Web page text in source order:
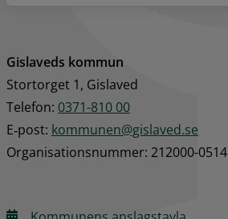
Gislaveds kommun
Stortorget 1, Gislaved
Telefon: 0371-810 00
E‑post: kommunen@gislaved.se
Organisationsnummer: 212000-0514